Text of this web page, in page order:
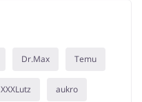
Dr.Max Temu
XXXLutz aukro